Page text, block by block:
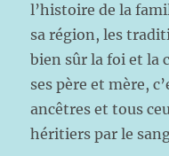
l’histoire de la
sa région, les
bien sûr la foi et la
ses père et mère,
ancêtres et tous
héritiers par le